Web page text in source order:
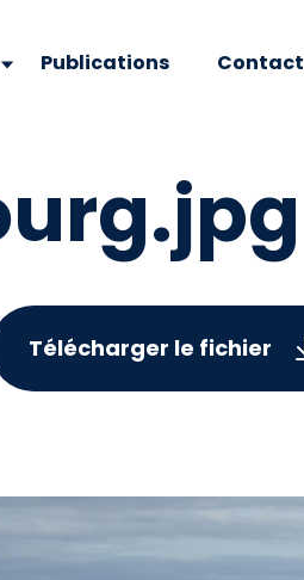
Publications Contact
Télécharger le fichier